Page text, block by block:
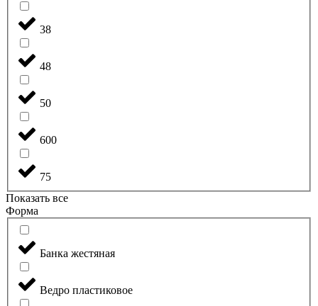
38
48
50
600
75
Показать все
Форма
Банка жестяная
Ведро пластиковое